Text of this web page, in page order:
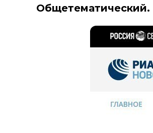
Общетематический.